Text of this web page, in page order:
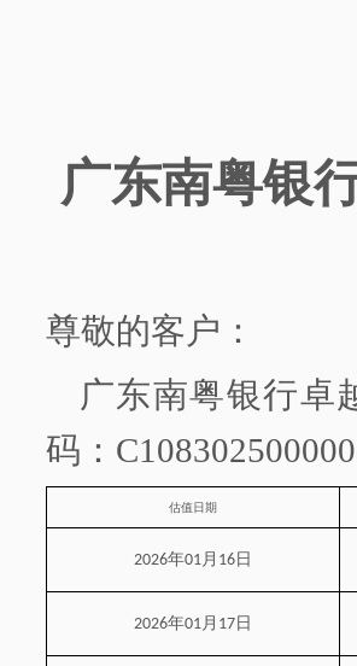
广东南粤银
尊敬的客户：
广东南粤银行卓
码：
估值日期
2026年01月 16 日
2026年01月 17 日